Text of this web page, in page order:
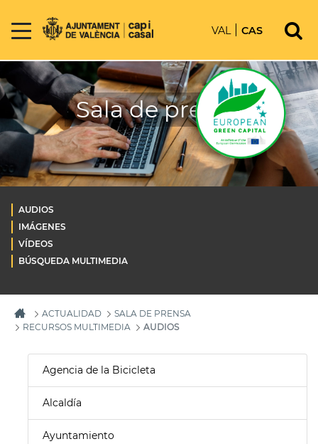
VAL CAS
Sala de prensa
AUDIOS
IMÁGENES
VÍDEOS
BÚSQUEDA MULTIMEDIA
ACTUALIDAD
SALA DE PRENSA
RECURSOS MULTIMEDIA
AUDIOS
Agencia de la Bicicleta
Alcaldía
Ayuntamiento